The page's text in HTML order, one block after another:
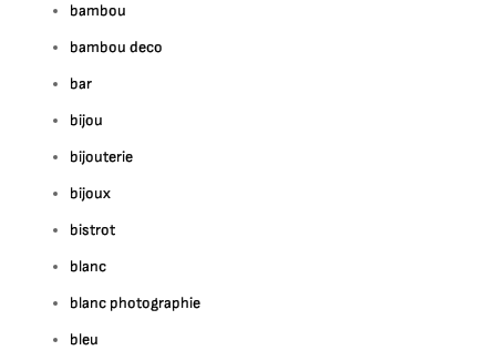
bambou
bambou deco
bar
bijou
bijouterie
bijoux
bistrot
blanc
blanc photographie
bleu